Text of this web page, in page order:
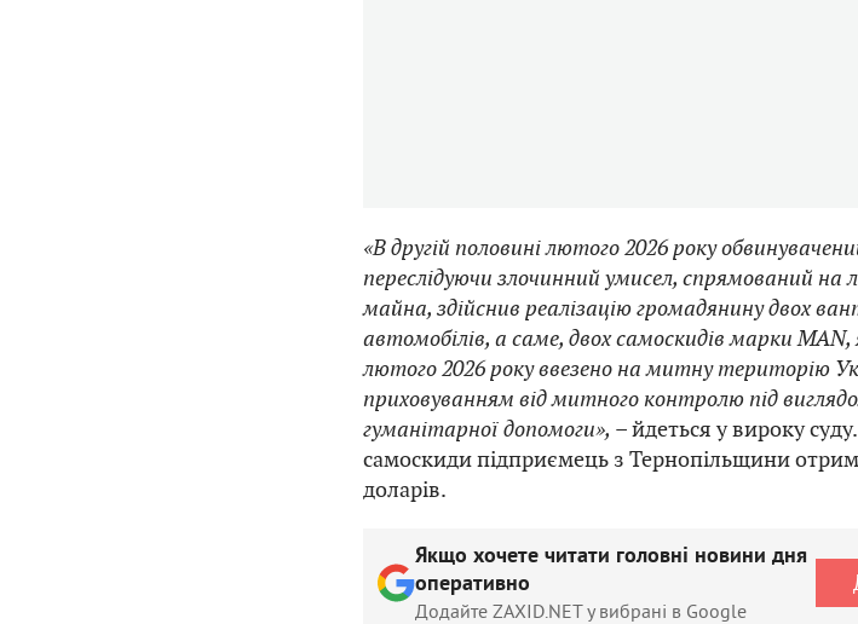
«В другій половині лютого 2026 року
переслідуючи злочинний умисел, спрямований на
майна, здійснив реалізацію громадянину двох
автомобілів, а саме, двох самоскидів марки МАN,
лютого 2026 року ввезено на митну територію
приховуванням від митного контролю під
гуманітарної допомоги», – йдеться у вироку
самоскиди підприємець з Тернопільщини
доларів.
Якщо хочете читати головні новини дня
оперативно
Додайте ZAXID.NET у вибрані в Google